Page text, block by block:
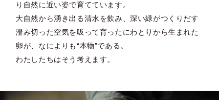
り自然に近い姿で育てています。
大自然から湧き出る清水を飲み、深い緑がつくりだす
澄み切った空気を吸って育ったにわとりから生まれた
卵が、なによりも“本物”である。
わたしたちはそう考えます。